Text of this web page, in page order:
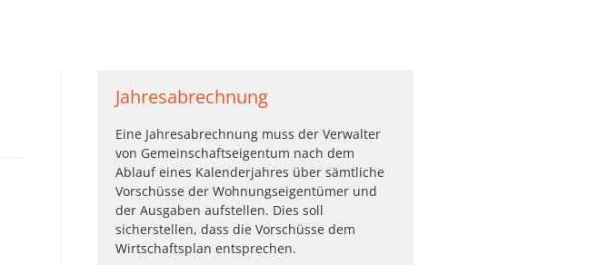
Jahresabrechnung
Eine Jahresabrechnung muss der Verwalter
von Gemeinschaftseigentum nach dem
Ablauf eines Kalenderjahres über sämtliche
Vorschüsse der Wohnungseigentümer und
der Ausgaben aufstellen. Dies soll
sicherstellen, dass die Vorschüsse dem
Wirtschaftsplan entsprechen.